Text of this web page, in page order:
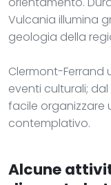
Vulcania illumina
geologia della
Clermont-Ferrand
eventi culturali;
facile organizzare
contemplativo.
Alcune